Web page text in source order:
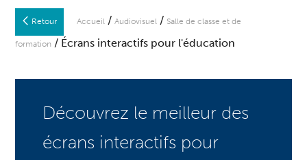
Retour Accueil /Audiovisuel / Salle de classe et de
formation / Écrans interactifs pour l'éducation
Découvrez le meilleur des
écrans interactifs pour